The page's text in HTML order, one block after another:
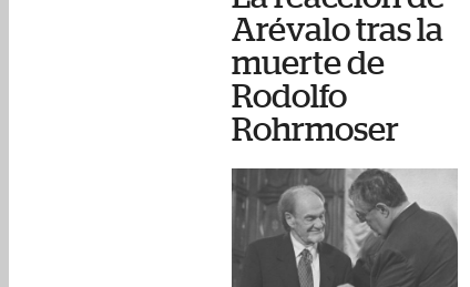
Arévalo tras la
muerte de
Rodolfo
Rohrmoser